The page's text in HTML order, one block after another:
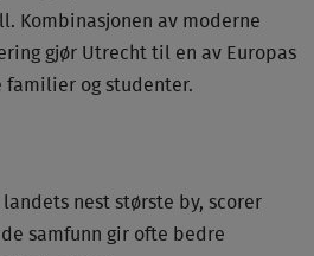
Kombinasjonen av moderne
gjør Utrecht til en av Europas
familier og studenter.
landets nest største by, scorer
samfunn gir ofte bedre